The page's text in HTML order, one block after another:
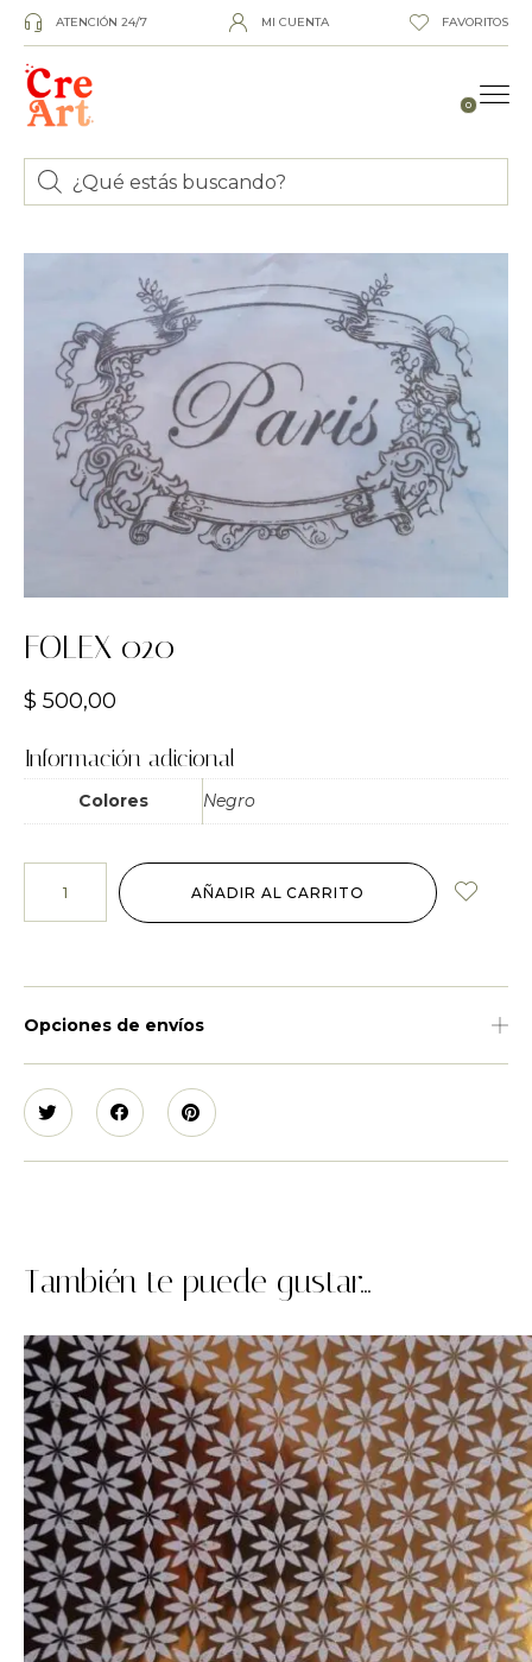
ATENCIÓN 24/7 MI CUENTA FAVORITOS
0
FOLEX 020
$ 500,00
Información adicional
Colores Negro
AÑADIR AL CARRITO
Opciones de envíos
También te puede gustar...